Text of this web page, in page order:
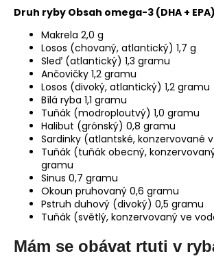
Druh ryby Obsah omega-3 (DHA +
Makrela 2,0 g
Losos (chovaný, atlantický) 1,7 g
Sleď (atlantický) 1,3 gramu
Ančovičky 1,2 gramu
Losos (divoký, atlantický) 1,2 gramu
Bílá ryba 1,1 gramu
Tuňák (modroploutvý) 1,0 gramu
Halibut (grónský) 0,8 gramu
Sardinky (atlantské, konzervované
Tuňák (tuňák obecný,
gramu
Sinus 0,7 gramu
Okoun pruhovaný 0,6 gramu
Pstruh duhový (divoký) 0,5 gramu
Tuňák (světlý, konzervovaný ve
Mám se obávat rtuti v